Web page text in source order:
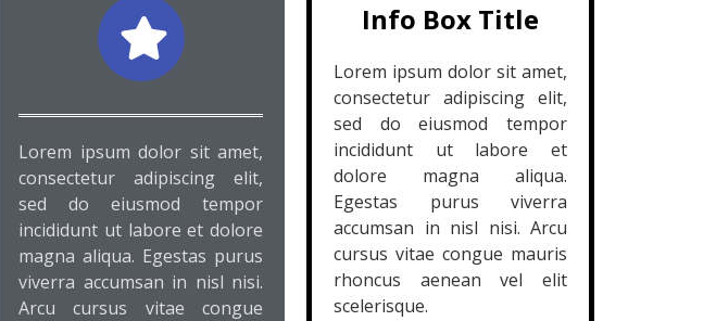
Lorem ipsum dolor sit amet,
consectetur adipiscing elit,
sed do eiusmod tempor
incididunt ut labore et dolore
magna aliqua. Egestas purus
viverra accumsan in nisl nisi.
Arcu cursus vitae congue
Info Box Title
Lorem ipsum dolor sit amet,
consectetur adipiscing elit,
sed do eiusmod tempor
incididunt ut labore et
dolore magna aliqua.
Egestas purus viverra
accumsan in nisl nisi. Arcu
cursus vitae congue mauris
rhoncus aenean vel elit
scelerisque.